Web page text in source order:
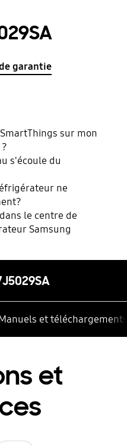
garantie
sur mon
s'écoule du
ne
le centre de
Samsung
et téléchargements
et